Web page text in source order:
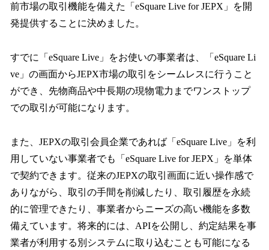
前市場の取引機能を備えた「eSquare Live for JEPX」を開
発提供することに決めました。
すでに「eSquare Live」をお使いの事業者は、「eSquare Li
ve」の画面からJEPX市場の取引をシームレスに行うこと
ができ、先物商品や中長期の現物電力までワンストップ
での取引が可能になります。
また、JEPXの取引会員企業であれば「eSquare Live」を利
用していない事業者でも「eSquare Live for JEPX」を単体
で契約できます。従来のJEPXの取引画面に近い操作感で
ありながら、取引の手間を削減したり、取引履歴を永続
的に管理できたり、事業者からニーズの高い機能を多数
備えています。将来的には、APIを公開し、約定結果を事
業者が利用する別システムに取り込むことも可能になる